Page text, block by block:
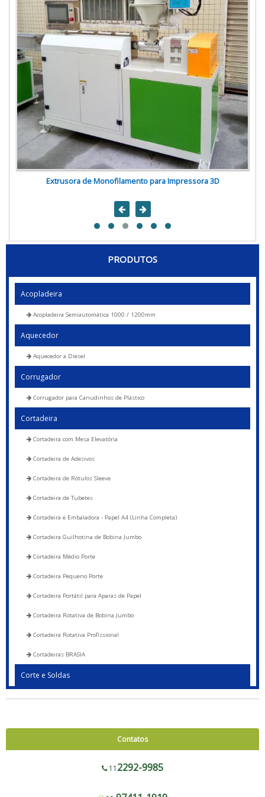
Extrusora de Monofilamento para Impressora 3D
PRODUTOS
Acopladeira
Acopladeira Semiautomática 1000 / 1200mm
Aquecedor
Aquecedor a Diesel
Corrugador
Corrugador para Canudinhos de Plástico
Cortadeira
Cortadeira com Mesa Elevatória
Cortadeira de Adesivos
Cortadeira de Rótulos Sleeve
Cortadeira de Tubetes
Cortadeira e Embaladora - Papel A4 (Linha Completa)
Cortadeira Guilhotina de Bobina Jumbo
Cortadeira Médio Porte
Cortadeira Pequeno Porte
Cortadeira Portátil para Aparas de Papel
Cortadeira Rotativa de Bobina Jumbo
Cortadeira Rotativa Profissional
Cortadeiras BRASIA
Corte e Soldas
Corte e Solda 1000 para Envelope de Segurança, Sacos de Correios e Sacos
Corte e Solda Fundo - 600 a 1200
Contatos
11 2292-9985